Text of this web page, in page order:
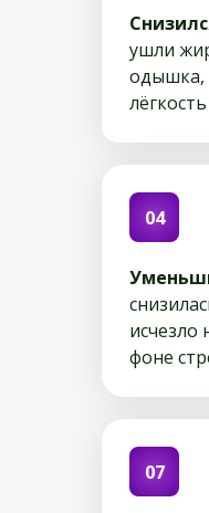
ушли
одышка,
лёгкость
исчезло
фоне
04
07